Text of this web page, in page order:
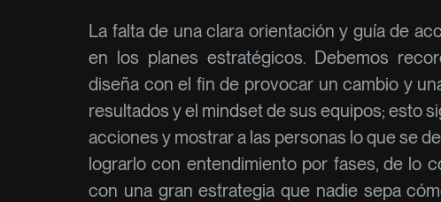
La falta de una clara orientación y guía de
en los planes estratégicos. Debemos
diseña con el fin de provocar un cambio y
resultados y el mindset de sus equipos; esto
acciones y mostrar a las personas lo que se
lograrlo con entendimiento por fases, de lo
con una gran estrategia que nadie sepa